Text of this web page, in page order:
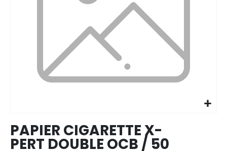
images
gallery
PAPIER CIGARETTE X-
PERT DOUBLE OCB / 50